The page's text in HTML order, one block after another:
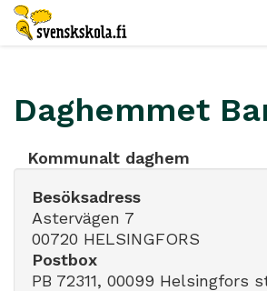
Daghemmet
Kommunalt daghem
Besöksadress
Astervägen 7
00720 HELSINGFORS
Postbox
PB 72311, 00099 Helsingfors